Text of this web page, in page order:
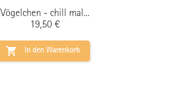
Vögelchen - chill mal...
Preis
19,50 €
 In den Warenkorb